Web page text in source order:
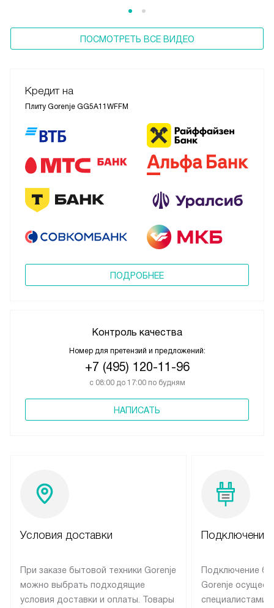
ПОСМОТРЕТЬ ВСЕ ВИДЕО
Кредит на
Плиту Gorenje GG5A11WFFM
ПОДРОБНЕЕ
Контроль качества
Номер для претензий и предложений:
+7 (495) 120-11-96
с 08:00 до 17:00 по будням
НАПИСАТЬ
Условия доставки
При заказе бытовой техники Gorenje
можно выбрать подходящие
условия доставки и оплаты. Товары
Подключение
Подключение
Gorenje
специалистами